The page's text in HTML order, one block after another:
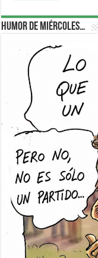
Humor de Miércoles…